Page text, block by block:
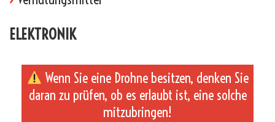
ELEKTRONIK
Wenn Sie eine Drohne besitzen, denken Sie
daran zu prüfen, ob es erlaubt ist, eine solche
mitzubringen!